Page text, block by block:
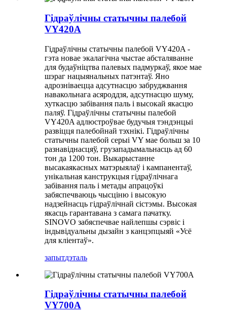
Гідраўлічны статычны палебой
VY420A
Гідраўлічны статычны палебой VY420A -
гэта новае экалагічна чыстае абсталяванне
для будаўніцтва палевых падмуркаў, якое мае
шэраг нацыянальных патэнтаў. Яно
адрозніваецца адсутнасцю забруджвання
навакольнага асяроддзя, адсутнасцю шуму,
хуткасцю забівання паль і высокай якасцю
паляў. Гідраўлічны статычны палебой
VY420A адлюстроўвае будучыя тэндэнцыі
развіцця палебойнай тэхнікі. Гідраўлічны
статычны палебой серыі VY мае больш за 10
разнавіднасцяў, грузападымальнасць ад 60
тон да 1200 тон. Выкарыстанне
высакаякасных матэрыялаў і кампанентаў,
унікальная канструкцыя гідраўлічнага
забівання паль і метады апрацоўкі
забяспечваюць чысціню і высокую
надзейнасць гідраўлічнай сістэмы. Высокая
якасць гарантавана з самага пачатку.
SINOVO забяспечвае найлепшы сэрвіс і
індывідуальны дызайн з канцэпцыяй «Усё
для кліентаў».
запытдэталь
Гідраўлічны статычны палебой
VY700A